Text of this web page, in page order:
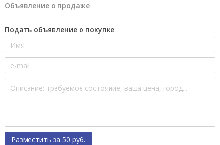
Объявление о продаже
Подать объявление о покупке
Разместить за 50 руб.